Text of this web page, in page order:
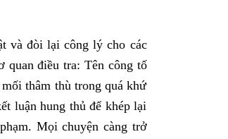
và đòi lại công lý cho các
quan điều tra: Tên công tố
thâm thù trong quá khứ
luận hung thủ để khép lại
Mọi chuyện càng trở